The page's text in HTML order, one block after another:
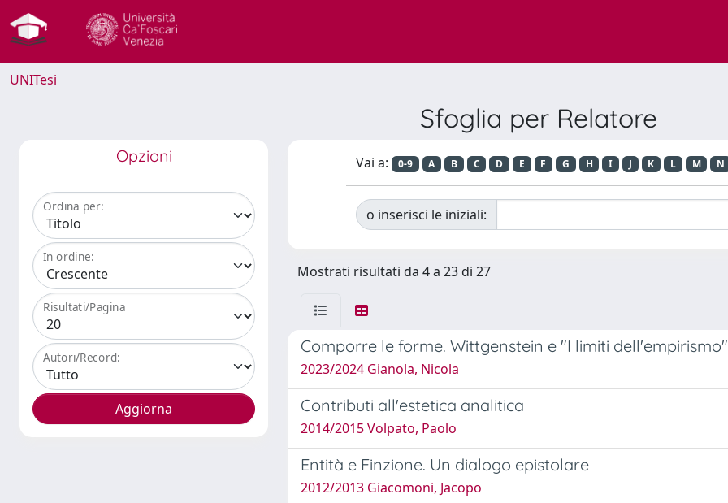
UNITesi
Sfoglia per Relatore
Opzioni
Ordina per:
In ordine:
Risultati/Pagina
Autori/Record:
Vai a: 0-9 A B C D E F G H I J K L M N
o inserisci le iniziali:
Mostrati risultati da 4 a 23 di 27
Comporre le forme. Wittgenstein e "I limiti dell'empirismo"
2023/2024 Gianola, Nicola
Contributi all'estetica analitica
2014/2015 Volpato, Paolo
Entità e Finzione. Un dialogo epistolare
2012/2013 Giacomoni, Jacopo